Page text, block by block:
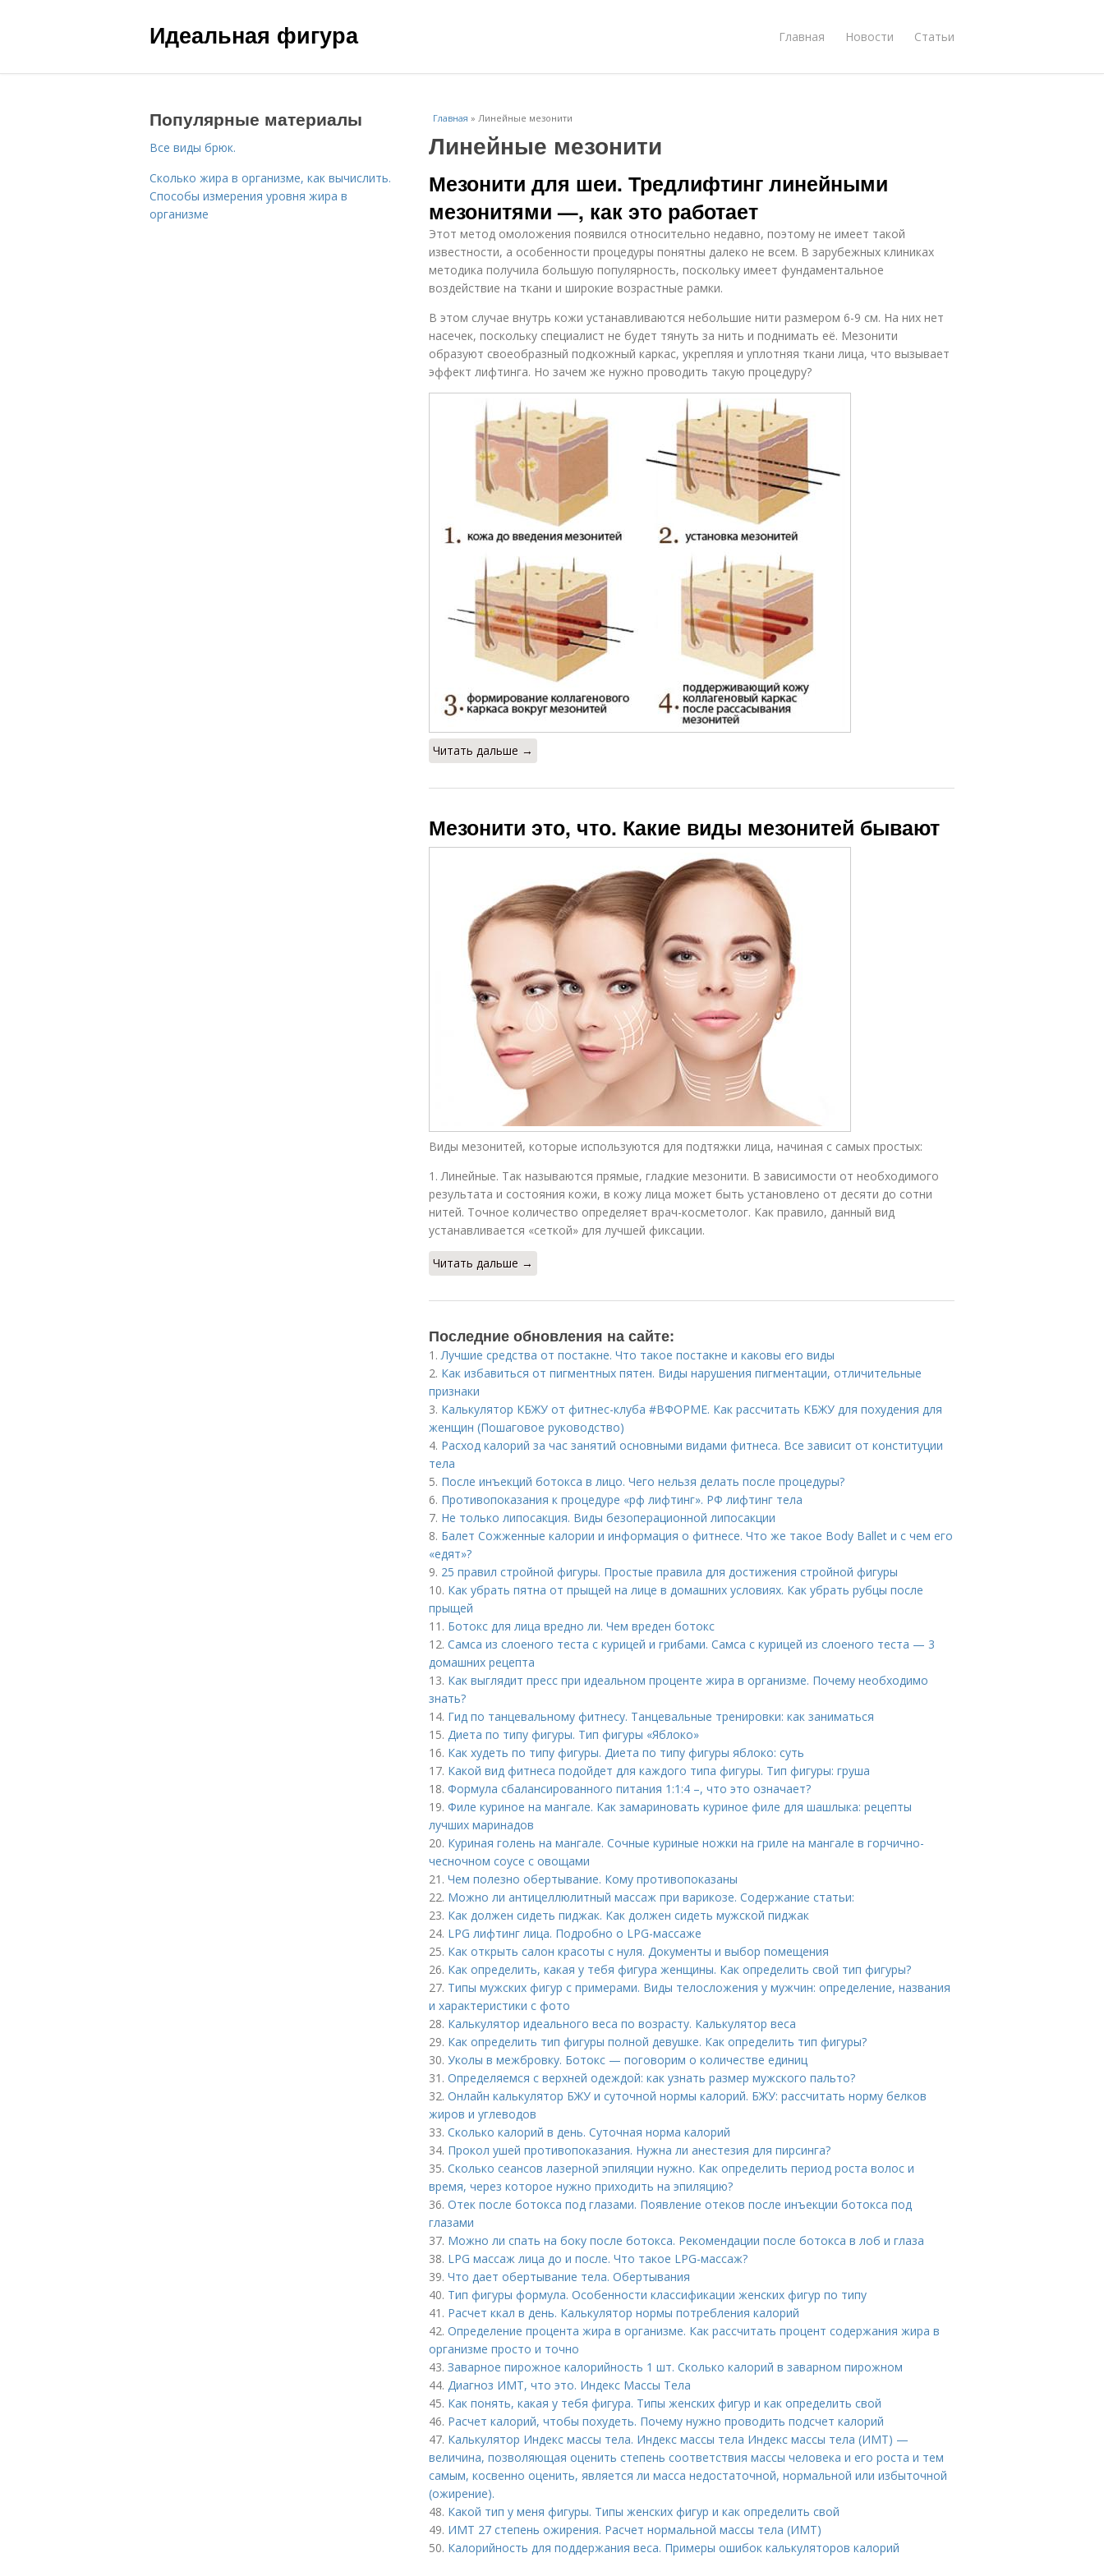
Идеальная фигура Главная Новости Статьи
Главная » Линейные мезонити
Линейные мезонити
Мезонити для шеи. Тредлифтинг линейными
мезонитями —, как это работает
Этот метод омоложения появился относительно недавно, поэтому не имеет такой
известности, а особенности процедуры понятны далеко не всем. В зарубежных клиниках
методика получила большую популярность, поскольку имеет фундаментальное
воздействие на ткани и широкие возрастные рамки.
В этом случае внутрь кожи устанавливаются небольшие нити размером 6-9 см. На них нет
насечек, поскольку специалист не будет тянуть за нить и поднимать её. Мезонити
образуют своеобразный подкожный каркас, укрепляя и уплотняя ткани лица, что вызывает
эффект лифтинга. Но зачем же нужно проводить такую процедуру?
Читать дальше →
Мезонити это, что. Какие виды мезонитей бывают
Виды мезонитей, которые используются для подтяжки лица, начиная с самых простых:
1. Линейные. Так называются прямые, гладкие мезонити. В зависимости от необходимого
результата и состояния кожи, в кожу лица может быть установлено от десяти до сотни
нитей. Точное количество определяет врач-косметолог. Как правило, данный вид
устанавливается «сеткой» для лучшей фиксации.
Читать дальше →
Последние обновления на сайте:
1.Лучшие средства от постакне. Что такое постакне и каковы его виды
2. Как избавиться от пигментных пятен. Виды нарушения пигментации, отличительные
признаки
3. Калькулятор КБЖУ от фитнес-клуба #ВФОРМЕ. Как рассчитать КБЖУ для похудения для
женщин (Пошаговое руководство)
4. Расход калорий за час занятий основными видами фитнеса. Все зависит от конституции
тела
5. После инъекций бoтoкса в лицо. Чего нельзя делать после процедуры?
6. Противопоказания к процедуре «рф лифтинг». РФ лифтинг тела
7. Не только липосакция. Виды безоперационной липосакции
8. Балет Сожженные калории и информация о фитнесе. Что же такое Body Ballet и с чем его
«едят»?
9. 25 правил стройной фигуры. Простые правила для достижения стройной фигуры
10. Как убрать пятна от прыщей на лице в домашних условиях. Как убрать рубцы после
прыщей
11. Ботокс для лица вредно ли. Чем вреден ботокс
12. Самса из слоеного теста с курицей и грибами. Самса с курицей из слоеного теста — 3
домашних рецепта
13. Как выглядит пресс при идеальном проценте жира в организме. Почему необходимо
знать?
14. Гид по танцевальному фитнесу. Танцевальные тренировки: как заниматься
15. Диета по типу фигуры. Тип фигуры «Яблоко»
16. Как худеть по типу фигуры. Диета по типу фигуры яблоко: суть
17. Какой вид фитнеса подойдет для каждого типа фигуры. Тип фигуры: груша
18. Формула сбалансированного питания 1:1:4 –, что это означает?
19. Филе куриное на мангале. Как замариновать куриное филе для шашлыка: рецепты
лучших маринадов
20. Куриная голень на мангале. Сочные куриные ножки на гриле на мангале в горчично-
чесночном соусе с овощами
21. Чем полезно обертывание. Кому противопоказаны
22. Можно ли антицеллюлитный массаж при варикозе. Содержание статьи:
23. Как должен сидеть пиджак. Как должен сидеть мужской пиджак
24. LPG лифтинг лица. Подробно о LPG-массаже
25. Как открыть салон красоты с нуля. Документы и выбор помещения
26. Как определить, какая у тебя фигура женщины. Как определить свой тип фигуры?
27. Типы мужских фигур с примерами. Виды телосложения у мужчин: определение, названия
и характеристики с фото
28. Калькулятор идеального веса по возрасту. Калькулятор веса
29. Как определить тип фигуры полной девушке. Как определить тип фигуры?
30. Уколы в межбровку. Ботокс — поговорим о количестве единиц
31. Определяемся с верхней одеждой: как узнать размер мужского пальто?
32. Онлайн калькулятор БЖУ и суточной нормы калорий. БЖУ: рассчитать норму белков
жиров и углеводов
33. Сколько калорий в день. Суточная норма калорий
34. Прокол ушей противопоказания. Нужна ли анестезия для пирсинга?
35. Сколько сеансов лазерной эпиляции нужно. Как определить период роста волос и
время, через которое нужно приходить на эпиляцию?
36. Отек после ботокса под глазами. Появление отеков после инъекции ботокса под
глазами
37. Можно ли спать на боку после ботокса. Рекомендации после ботокса в лоб и глаза
38. LPG массаж лица до и после. Что такое LPG-массаж?
39. Что дает обертывание тела. Обертывания
40. Тип фигуры формула. Особенности классификации женских фигур по типу
41. Расчет ккал в день. Калькулятор нормы потребления калорий
42. Определение процента жира в организме. Как рассчитать процент содержания жира в
организме просто и точно
43. Заварное пирожное калорийность 1 шт. Сколько калорий в заварном пирожном
44. Диагноз ИМТ, что это. Индекс Массы Тела
45. Как понять, какая у тебя фигура. Типы женских фигур и как определить свой
46. Расчет калорий, чтобы похудеть. Почему нужно проводить подсчет калорий
47. Калькулятор Индекс массы тела. Индекс массы тела Индекс массы тела (ИМТ) —
величина, позволяющая оценить степень соответствия массы человека и его роста и тем
самым, косвенно оценить, является ли масса недостаточной, нормальной или избыточной
(ожирение).
48. Какой тип у меня фигуры. Типы женских фигур и как определить свой
49. ИМТ 27 степень ожирения. Расчет нормальной массы тела (ИМТ)
50. Калорийность для поддержания веса. Примеры ошибок калькуляторов калорий
Популярные материалы
Все виды брюк.
Сколько жира в организме, как вычислить.
Способы измерения уровня жира в
организме